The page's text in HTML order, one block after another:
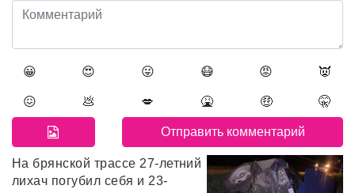
😀 😍 😛 😷 😡 👿
😖 💩 💋 🤮 🤑 🤫
На брянской трассе 27-летний
лихач погубил себя и 23-